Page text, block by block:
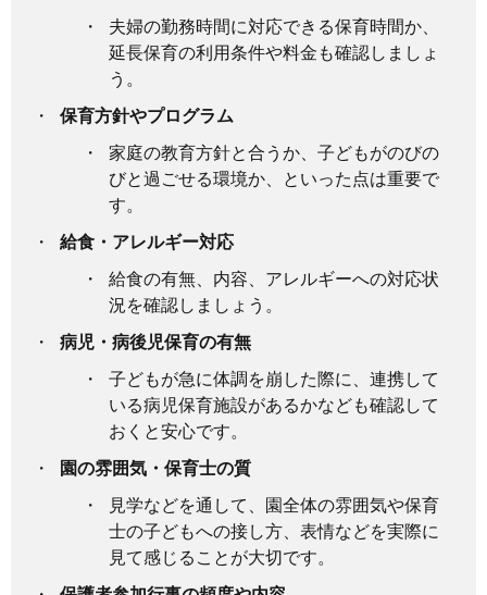
夫婦の勤務時間に対応できる保育時間か、
延長保育の利用条件や料金も確認しましょ
う。
保育方針やプログラム
家庭の教育方針と合うか、子どもがのびの
びと過ごせる環境か、といった点は重要で
す。
給食・アレルギー対応
給食の有無、内容、アレルギーへの対応状
況を確認しましょう。
病児・病後児保育の有無
子どもが急に体調を崩した際に、連携して
いる病児保育施設があるかなども確認して
おくと安心です。
園の雰囲気・保育士の質
見学などを通して、園全体の雰囲気や保育
士の子どもへの接し方、表情などを実際に
見て感じることが大切です。